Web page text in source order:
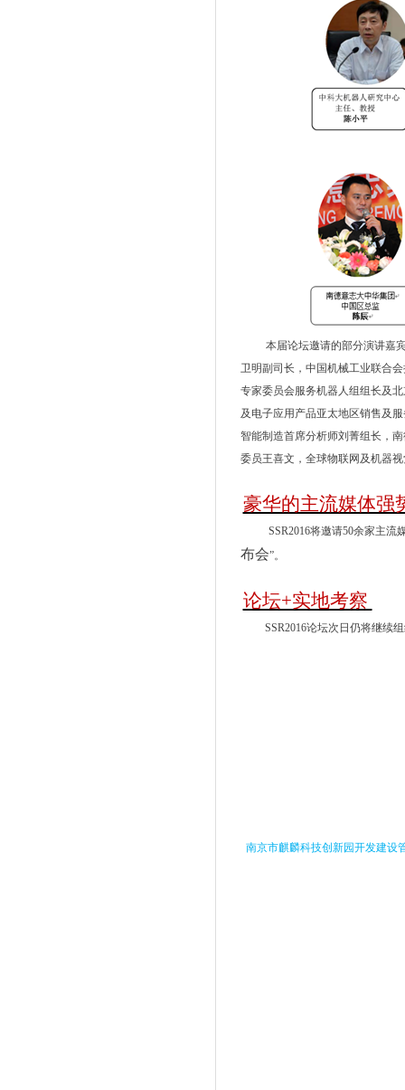
本届论坛邀请的部分演讲嘉
卫明副司长，中国机械工业联合
专家委员会服务机器人组组长及
及电子应用产品亚太地区销售及
智能制造首席分析师刘菁组长，
委员王喜文，全球物联网及机器
豪华的主流媒体强
SSR2016将邀请50余家主流
布会”。
论坛+实地考察
SSR2016论坛次日仍将继续
南京市麒麟科技创新园开发建设